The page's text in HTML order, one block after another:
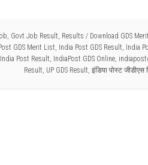
, Govt Job Result, Results / Download GDS
GDS Merit List, India Post GDS Result, India
India Post Result, IndiaPost GDS Online,
Result, UP GDS Result, इंडिया पोस्ट जीडीएस